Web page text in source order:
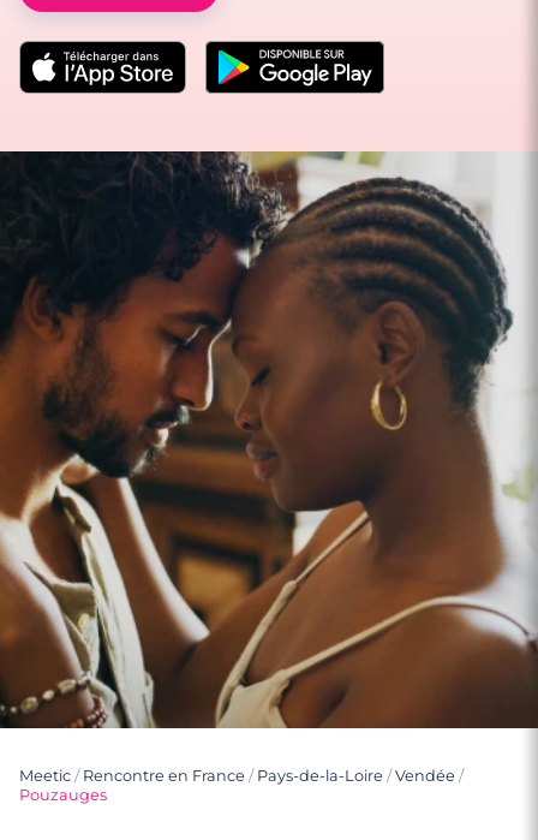
Meetic / Rencontre en France / Pays-de-la-Loire /Vendée /
Pouzauges